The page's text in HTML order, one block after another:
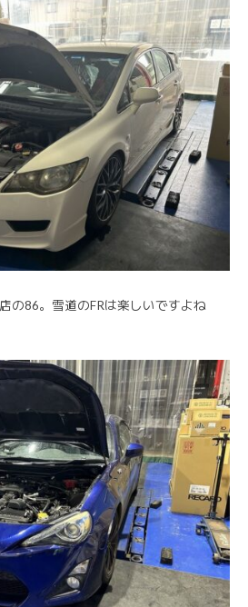
の86。雪道のFRは楽しいですよね